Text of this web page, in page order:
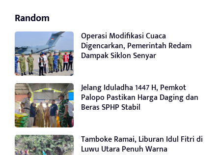
Random
Operasi Modifikasi Cuaca
Digencarkan, Pemerintah Redam
Dampak Siklon Senyar
Jelang Iduladha 1447 H, Pemkot
Palopo Pastikan Harga Daging dan
Beras SPHP Stabil
Tamboke Ramai, Liburan Idul Fitri di
Luwu Utara Penuh Warna